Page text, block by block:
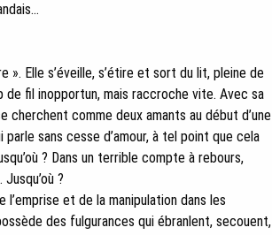
». Elle s’éveille, s’étire et sort du lit, pleine de
de fil inopportun, mais raccroche vite. Avec sa
cherchent comme deux amants au début d’une
sans cesse d’amour, à tel point que cela
? Dans un terrible compte à rebours,
?
et de la manipulation dans les
des fulgurances qui ébranlent, secouent,